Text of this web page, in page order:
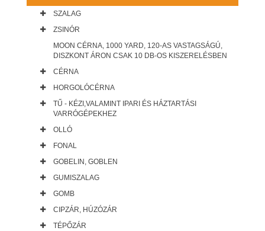
SZALAG
ZSINÓR
MOON CÉRNA, 1000 YARD, 120-AS VASTAGSÁGÚ,
DISZKONT ÁRON CSAK 10 DB-OS KISZERELÉSBEN
CÉRNA
HORGOLÓCÉRNA
TŰ - KÉZI,VALAMINT IPARI ÉS HÁZTARTÁSI
VARRÓGÉPEKHEZ
OLLÓ
FONAL
GOBELIN, GOBLEN
GUMISZALAG
GOMB
CIPZÁR, HÚZÓZÁR
TÉPŐZÁR